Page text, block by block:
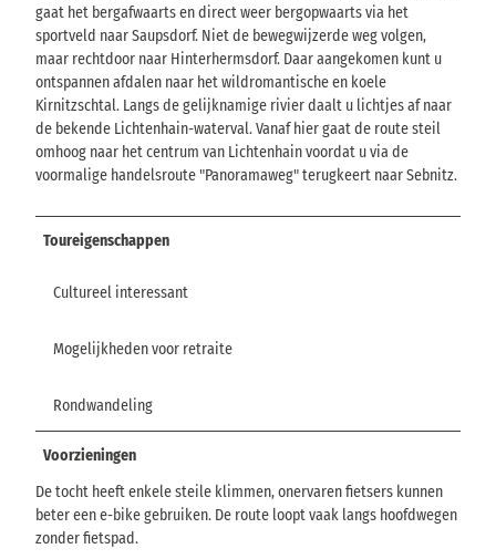
gaat het bergafwaarts en direct weer bergopwaarts via het
sportveld naar Saupsdorf. Niet de bewegwijzerde weg volgen,
maar rechtdoor naar Hinterhermsdorf. Daar aangekomen kunt u
ontspannen afdalen naar het wildromantische en koele
Kirnitzschtal. Langs de gelijknamige rivier daalt u lichtjes af naar
de bekende Lichtenhain-waterval. Vanaf hier gaat de route steil
omhoog naar het centrum van Lichtenhain voordat u via de
voormalige handelsroute "Panoramaweg" terugkeert naar Sebnitz.
Toureigenschappen
Cultureel interessant
Mogelijkheden voor retraite
Rondwandeling
Voorzieningen
De tocht heeft enkele steile klimmen, onervaren fietsers kunnen
beter een e-bike gebruiken. De route loopt vaak langs hoofdwegen
zonder fietspad.